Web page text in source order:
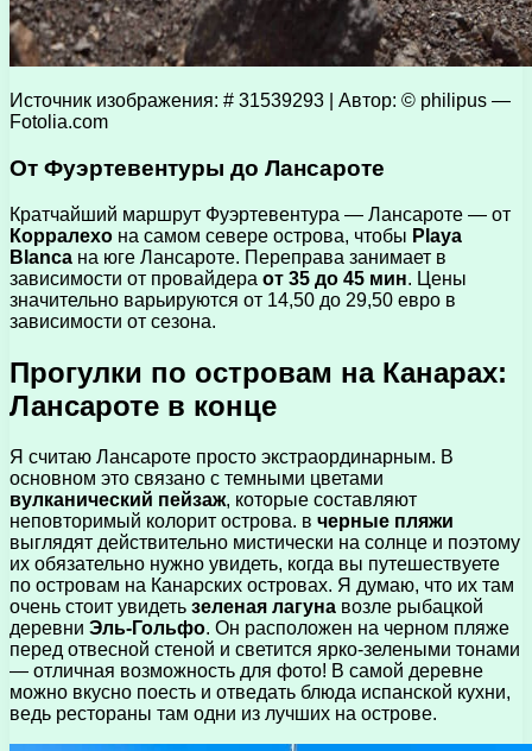
Источник изображения: # 31539293 | Автор: © philipus —
Fotolia.com
От Фуэртевентуры до Лансароте
Кратчайший маршрут Фуэртевентура — Лансароте — от
Корралехо на самом севере острова, чтобы Playa
Blanca на юге Лансароте. Переправа занимает в
зависимости от провайдера от 35 до 45 мин. Цены
значительно варьируются от 14,50 до 29,50 евро в
зависимости от сезона.
Прогулки по островам на Канарах:
Лансароте в конце
Я считаю Лансароте просто экстраординарным. В
основном это связано с темными цветами
вулканический пейзаж, которые составляют
неповторимый колорит острова. в черные пляжи
выглядят действительно мистически на солнце и поэтому
их обязательно нужно увидеть, когда вы путешествуете
по островам на Канарских островах. Я думаю, что их там
очень стоит увидеть зеленая лагуна возле рыбацкой
деревни Эль-Гольфо. Он расположен на черном пляже
перед отвесной стеной и светится ярко-зелеными тонами
— отличная возможность для фото! В самой деревне
можно вкусно поесть и отведать блюда испанской кухни,
ведь рестораны там одни из лучших на острове.